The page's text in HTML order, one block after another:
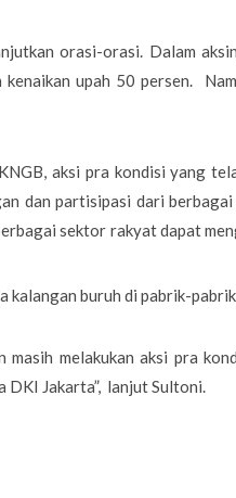
orasi-orasi. Dalam
upah 50 persen.
aksi pra kondisi yang
dan partisipasi dari
sektor rakyat dapat
kalangan buruh di pabrik-
melakukan aksi pra
DKI Jakarta”, lanjut Sultoni.